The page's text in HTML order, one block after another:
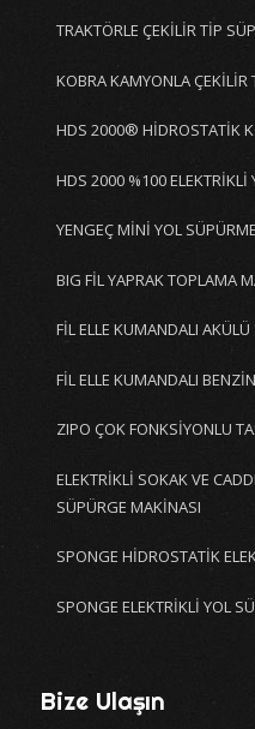
TRAKTÖRLE ÇEKİLİR TİP
KOBRA KAMYONLA
HDS 2000® HİDROSTATİK
HDS 2000 %100
YENGEÇ MİNİ YOL
BIG FİL YAPRAK TOPLAMA
FİL ELLE KUMANDALI
FİL ELLE KUMANDALI
ZIPO ÇOK FONKSİYONLU
ELEKTRİKLİ SOKAK VE
SÜPÜRGE MAKİNASI
SPONGE HİDROSTATİK
SPONGE ELEKTRİKLİ YOL
Bize Ulaşın